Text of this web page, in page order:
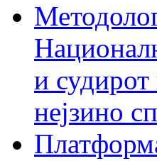
и
нејзино